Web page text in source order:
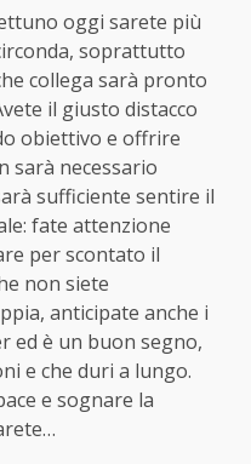
oggi sarete più
soprattutto
collega sarà pronto
il giusto distacco
obiettivo e offrire
sarà necessario
sufficiente sentire il
fate attenzione
per scontato il
non siete
anticipate anche i
ed è un buon segno,
e che duri a lungo.
e sognare la